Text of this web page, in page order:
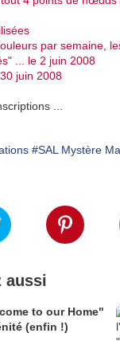
par semaine,
... le 2 juin 2008
juin 2008
...
#SAL Mystère
aussi
to our Home"
(enfin !)